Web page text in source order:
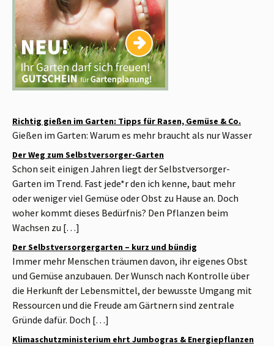
Richtig gießen im Garten: Tipps für Rasen, Gemüse & Co.
Gießen im Garten: Warum es mehr braucht als nur Wasser
Der Weg zum Selbstversorger-Garten
Schon seit einigen Jahren liegt der Selbstversorger-
Garten im Trend. Fast jede*r den ich kenne, baut mehr
oder weniger viel Gemüse oder Obst zu Hause an. Doch
woher kommt dieses Bedürfnis? Den Pflanzen beim
Wachsen zu […]
Der Selbstversorgergarten – kurz und bündig
Immer mehr Menschen träumen davon, ihr eigenes Obst
und Gemüse anzubauen. Der Wunsch nach Kontrolle über
die Herkunft der Lebensmittel, der bewusste Umgang mit
Ressourcen und die Freude am Gärtnern sind zentrale
Gründe dafür. Doch […]
Klimaschutzministerium ehrt Jumbogras & Energiepflanzen